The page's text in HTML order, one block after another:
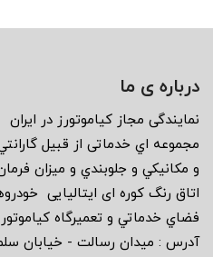
درباره ی ما
نمايندگى مجاز كياموتورز در ايران
مجموعه اي خدماتى از قبيل
و مكانيكي و جلوبندي و ميزان
اتاق رنگ كوره اى ايتاليايى
فضاي خدماتي و تعميرگاه
آدرس : ميدان رسالت - خيابان